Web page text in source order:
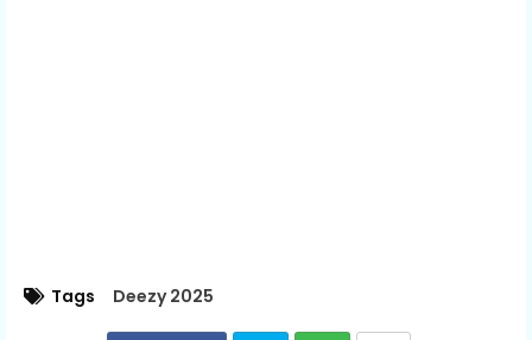
Tags Deezy 2025